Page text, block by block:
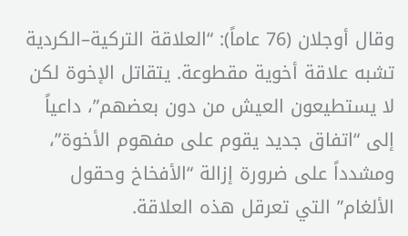
وقال أوجلان (76 عاماً): “العلاقة التركية–الكردية
تشبه علاقة أخوية مقطوعة. يتقاتل الإخوة لكن
لا يستطيعون العيش من دون بعضهم”، داعياً
إلى “اتفاق جديد يقوم على مفهوم الأخوة”،
ومشدداً على ضرورة إزالة “الأفخاخ وحقول
الألغام” التي تعرقل هذه العلاقة.